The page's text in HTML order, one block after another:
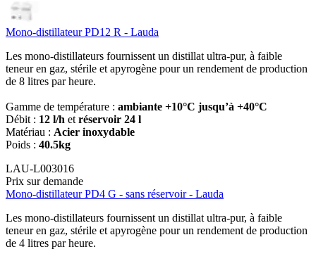
Mono-distillateur PD12 R - Lauda
Les mono-distillateurs fournissent un distillat ultra-pur, à faible
teneur en gaz, stérile et apyrogène pour un rendement de production
de 8 litres par heure.
Gamme de température : ambiante +10°C jusqu’à +40°C
Débit : 12 l/h et réservoir 24 l
Matériau : Acier inoxydable
Poids : 40.5kg
LAU-L003016
Prix sur demande
Mono-distillateur PD4 G - sans réservoir - Lauda
Les mono-distillateurs fournissent un distillat ultra-pur, à faible
teneur en gaz, stérile et apyrogène pour un rendement de production
de 4 litres par heure.